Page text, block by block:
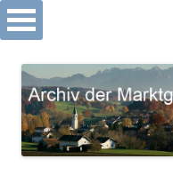
Archiv Markt